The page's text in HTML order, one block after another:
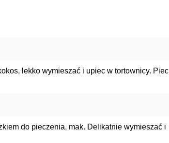
lekko wymieszać i upiec w tortownicy. Piec
do pieczenia, mak. Delikatnie wymieszać i